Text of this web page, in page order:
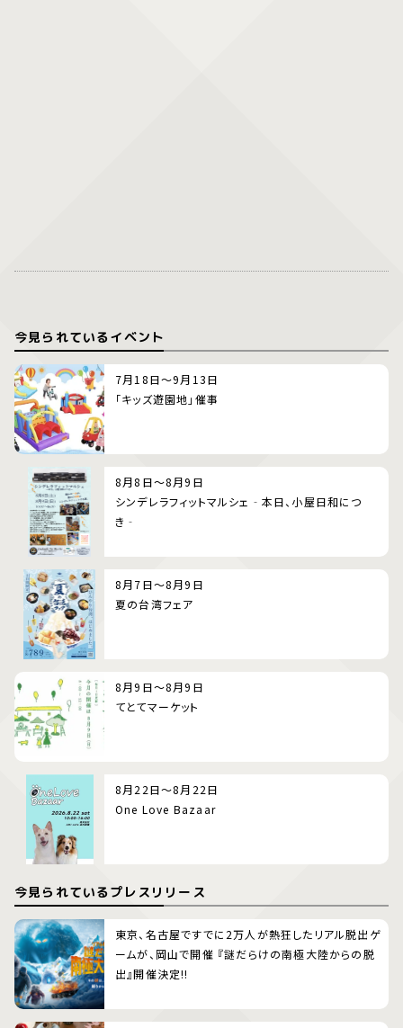
今見られているイベント
7月18日～9月13日
「キッズ遊園地」催事
8月8日～8月9日
シンデレラフィットマルシェ‐本日、小屋日和につ
き‐
8月7日～8月9日
夏の台湾フェア
8月9日～8月9日
てとてマーケット
8月22日～8月22日
One Love Bazaar
今見られているプレスリリース
東京、名古屋ですでに2万人が熱狂したリアル脱出ゲ
ームが、岡山で開催 『謎だらけの南極大陸からの脱
出』開催決定!!